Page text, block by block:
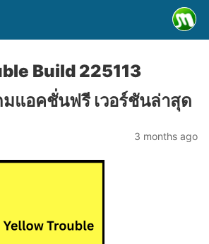
Build 225113
แอคชั่นฟรี เวอร์ชันล่าสุด
3 months ago